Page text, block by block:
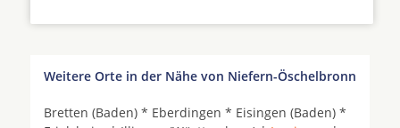
Weitere Orte in der Nähe von Niefern-Öschelbronn
Bretten (Baden) * Eberdingen * Eisingen (Baden) *